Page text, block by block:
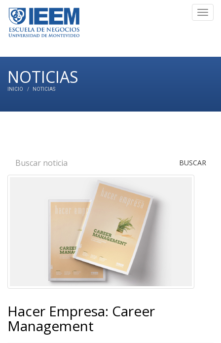
NOTICIAS
INICIO NOTICIAS
BUSCAR
Hacer Empresa: Career
Management